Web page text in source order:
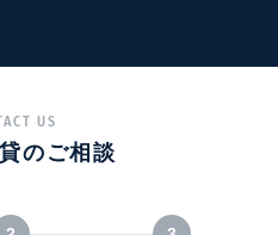
US
のご相談